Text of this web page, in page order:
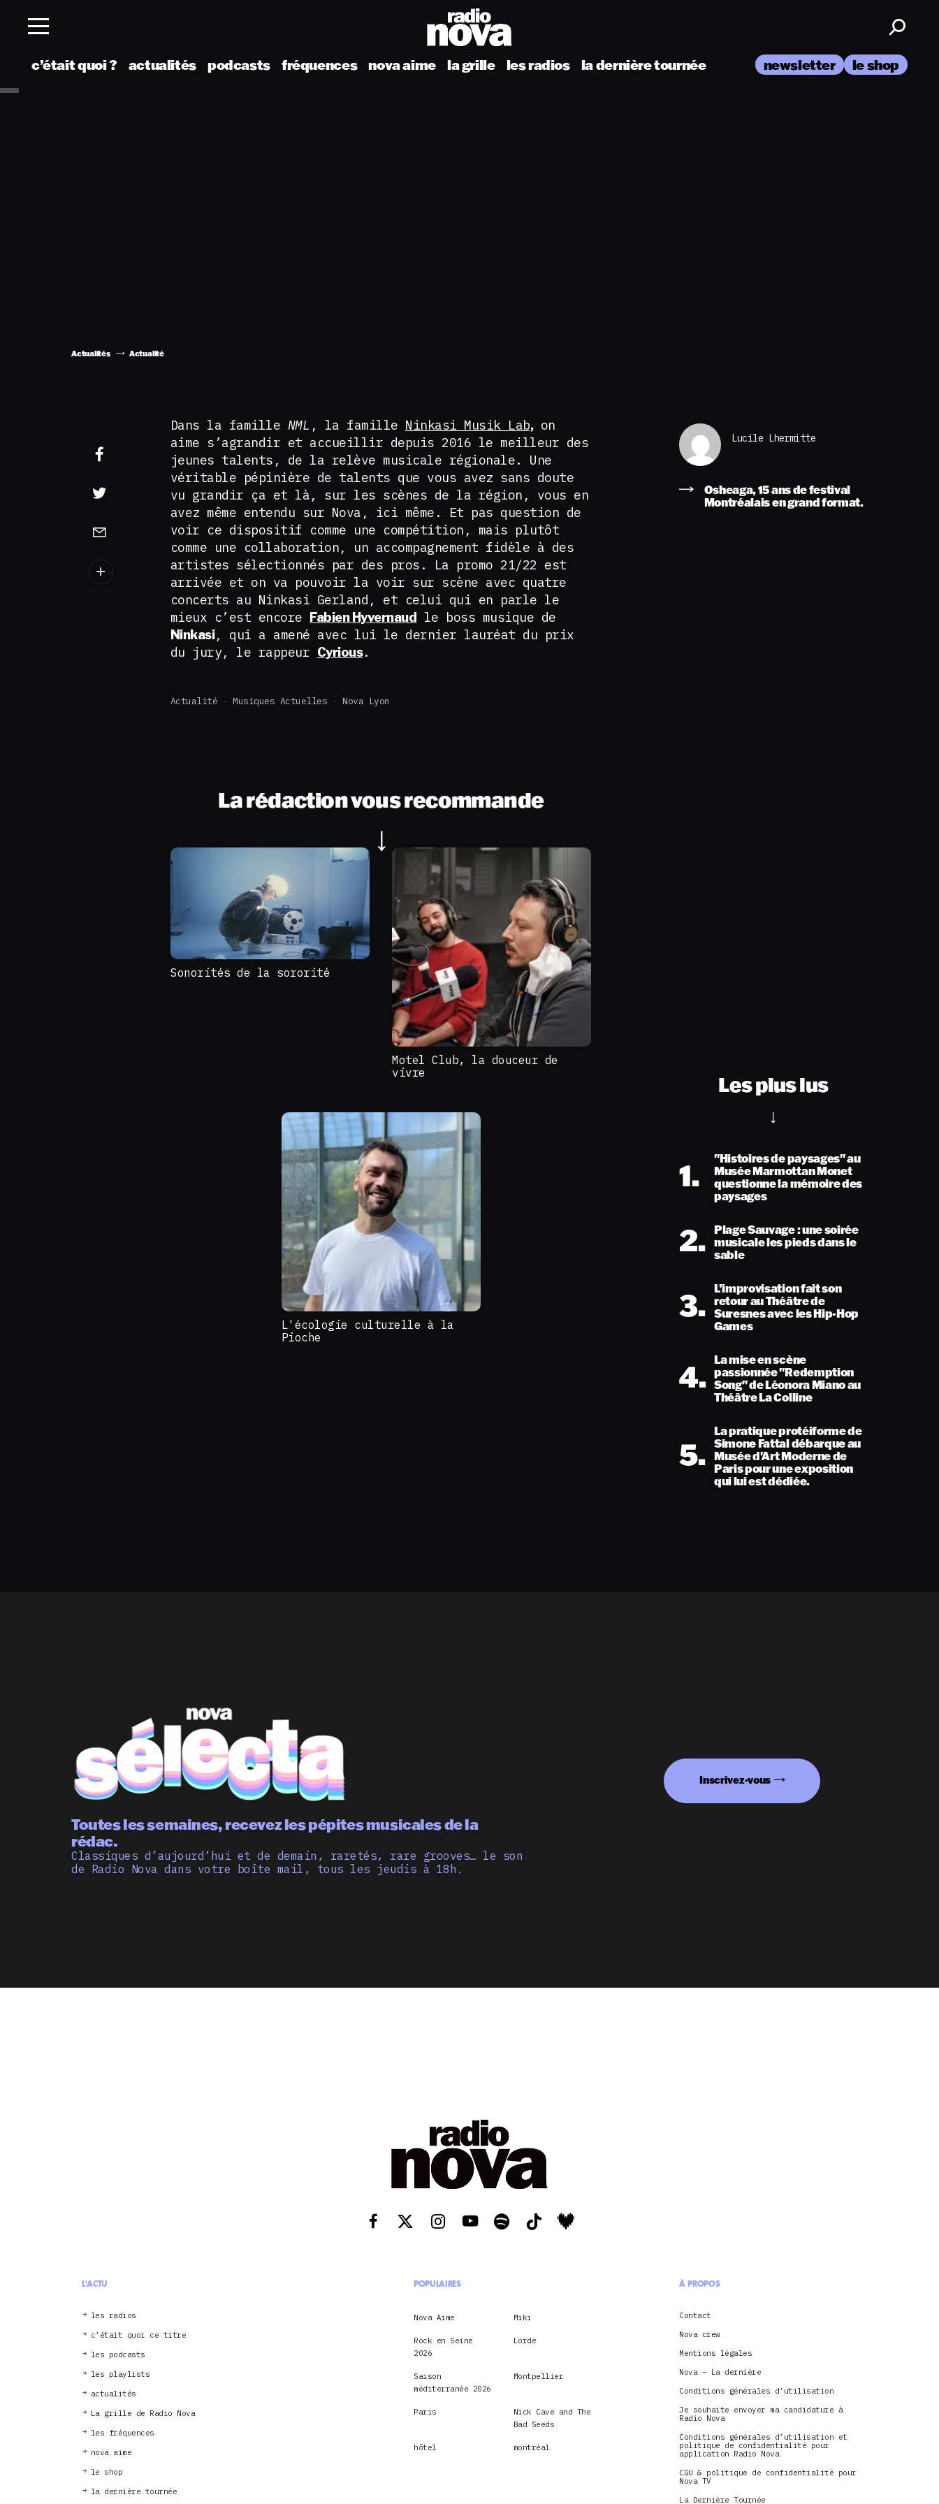
c’était quoi ? actualités podcasts fréquences nova aime la grille les radios la dernière tournée newsletter le shop
Actualités Actualité
Dans la famille NML , la famille Ninkasi Musik Lab,on
aime s’agrandir et accueillir depuis 2016 le meilleur des
jeunes talents, de la relève musicale régionale. Une
véritable pépinière de talents que vous avez sans doute
vu grandir ça et là, sur les scènes de la région, vous en
avez même entendu sur Nova, ici même. Et pas question de
voir ce dispositif comme une compétition, mais plutôt
comme une collaboration, un accompagnement fidèle à des
artistes sélectionnés par des pros. La promo 21/22 est
arrivée et on va pouvoir la voir sur scène avec quatre
concerts au Ninkasi Gerland, et celui qui en parle le
mieux c’est encore
Fabien Hyvernaud le boss musique de
Ninkasi, qui a amené avec lui le dernier lauréat du prix
du jury, le rappeur Cyrious.
Actualité Musiques Actuelles Nova Lyon
La rédaction vous recommande
Sonorités de la sororité
Motel Club, la douceur de
vivre
L'écologie culturelle à la
Pioche
Lucile Lhermitte
Osheaga, 15 ans de festival
Montréalais en grand format.
Les plus lus
1.
"Histoires de paysages" au
Musée Marmottan Monet
questionne la mémoire des
paysages
2. Plage Sauvage : une soirée
musicale les pieds dans le
sable
3. L’improvisation fait son
retour au Théâtre de
Suresnes avec les Hip-Hop
Games
4. La mise en scène
passionnée "Redemption
Song" de Léonora Miano au
Théâtre La Colline
5.
La pratique protéiforme de
Simone Fattal débarque au
Musée d'Art Moderne de
Paris pour une exposition
qui lui est dédiée.
Toutes les semaines, recevez les pépites musicales de la
rédac.
Classiques d’aujourd’hui et de demain, raretés, rare grooves… le son
de Radio Nova dans votre boîte mail, tous les jeudis à 18h.
Inscrivez-vous
L'ACTU
les radios
c’était quoi ce titre
les podcasts
les playlists
actualités
La grille de Radio Nova
les fréquences
nova aime
le shop
la dernière tournée
POPULAIRES
Nova Aime Miki
Rock en Seine
2026
Lorde
Saison
méditerranée 2026
Montpellier
Paris
Nick Cave and The
Bad Seeds
hôtel montréal
À PROPOS
Contact
Nova crew
Mentions légales
Nova – La dernière
Conditions générales d’utilisation
Je souhaite envoyer ma candidature à
Radio Nova
Conditions générales d’utilisation et
politique de confidentialité pour
application Radio Nova
CGU & politique de confidentialité pour
Nova TV
La Dernière Tournée